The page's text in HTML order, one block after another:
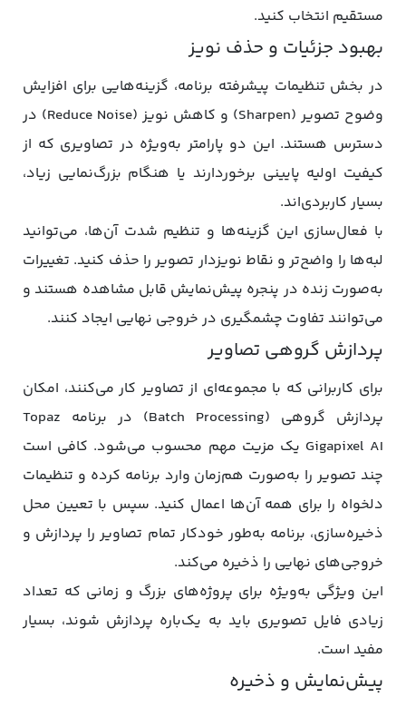
مستقیم انتخاب کنید.
بهبود جزئیات و حذف نویز
در بخش تنظیمات پیشرفته برنامه، گزینه‌هایی برای افزایش
وضوح تصویر (Sharpen) و کاهش نویز (Reduce Noise) در
دسترس هستند. این دو پارامتر به‌ویژه در تصاویری که از
کیفیت اولیه پایینی برخوردارند یا هنگام بزرگ‌نمایی زیاد،
بسیار کاربردی‌اند.
با فعال‌سازی این گزینه‌ها و تنظیم شدت آن‌ها، می‌توانید
لبه‌ها را واضح‌تر و نقاط نویزدار تصویر را حذف کنید. تغییرات
به‌صورت زنده در پنجره پیش‌نمایش قابل مشاهده هستند و
می‌توانند تفاوت چشمگیری در خروجی نهایی ایجاد کنند.
پردازش گروهی تصاویر
برای کاربرانی که با مجموعه‌ای از تصاویر کار می‌کنند، امکان
پردازش گروهی (Batch Processing) در برنامه Topaz
Gigapixel AI یک مزیت مهم محسوب می‌شود. کافی است
چند تصویر را به‌صورت هم‌زمان وارد برنامه کرده و تنظیمات
دلخواه را برای همه آن‌ها اعمال کنید. سپس با تعیین محل
ذخیره‌سازی، برنامه به‌طور خودکار تمام تصاویر را پردازش و
خروجی‌های نهایی را ذخیره می‌کند.
این ویژگی به‌ویژه برای پروژه‌های بزرگ و زمانی که تعداد
زیادی فایل تصویری باید به یک‌باره پردازش شوند، بسیار
مفید است.
پیش‌نمایش و ذخیره